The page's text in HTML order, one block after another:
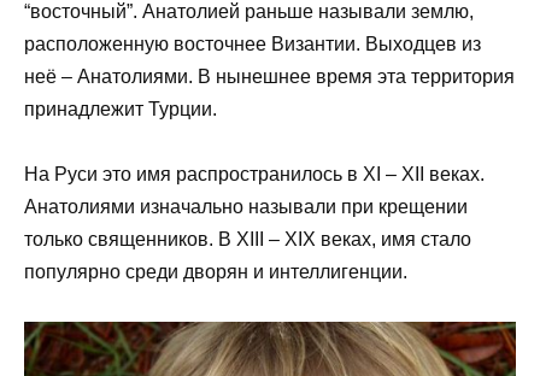
“восточный”. Анатолией раньше называли землю,
расположенную восточнее Византии. Выходцев из
неё – Анатолиями. В нынешнее время эта территория
принадлежит Турции.
На Руси это имя распространилось в ХI – XII веках.
Анатолиями изначально называли при крещении
только священников. В XIII – ХIX веках, имя стало
популярно среди дворян и интеллигенции.